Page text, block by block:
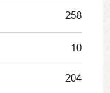
258
10
204